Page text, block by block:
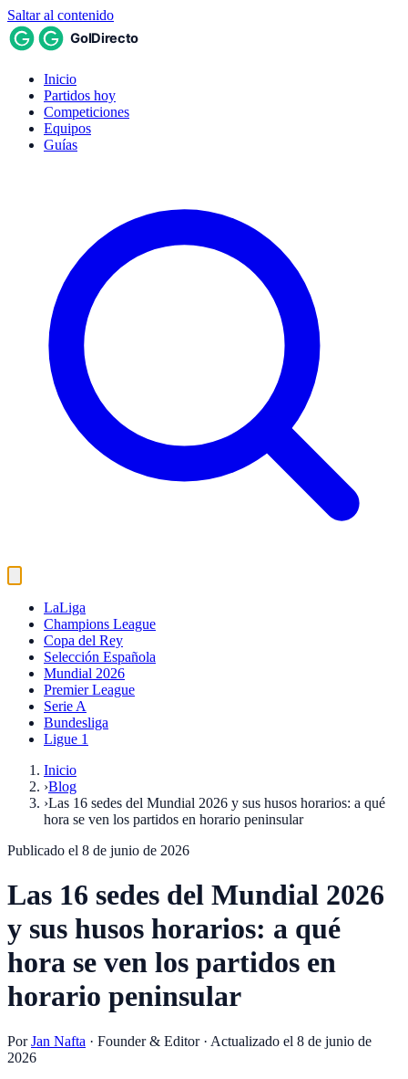
Saltar al contenido
Inicio
Partidos hoy
Competiciones
Equipos
Guías
LaLiga
Champions League
Copa del Rey
Selección Española
Mundial 2026
Premier League
Serie A
Bundesliga
Ligue 1
Inicio
›Blog
›Las 16 sedes del Mundial 2026 y sus husos horarios: a qué
hora se ven los partidos en horario peninsular
Publicado el 8 de junio de 2026
Las 16 sedes del Mundial 2026
y sus husos horarios: a qué
hora se ven los partidos en
horario peninsular
Por Jan Nafta · Founder & Editor· Actualizado el 8 de junio de
2026